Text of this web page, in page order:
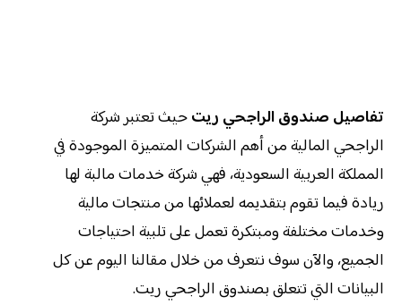
تفاصيل صندوق الراجحي ريتحيث تعتبر شركة
الراجحي المالية من أهم الشركات المتميزة الموجودة في
المملكة العربية السعودية، فهي شركة خدمات مالبة لها
ريادة فيما تقوم بتقديمه لعملائها من منتجات مالية
وخدمات مختلفة ومبتكرة تعمل على تلبية احتياجات
الجميع، والآن سوف نتعرف من خلال مقالنا اليوم عن كل
البيانات التي تتعلق بصندوق الراجحي ريت.